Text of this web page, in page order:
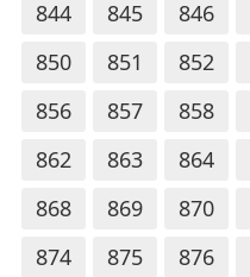
844
845 846
850
851 852
856
857 858
862
863 864
868
869 870
874
875 876